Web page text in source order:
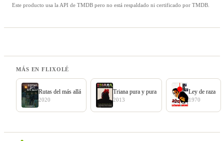
Este producto usa la API de TMDB pero no está respaldado ni certificado por TMDB.
MÁS EN FLIXOLÉ
Rutas del más allá
2020
Triana pura y pura
2013
Ley de raza
1970